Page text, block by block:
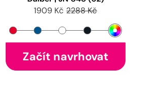
1909 Kč 2288 Kč
Začít navrhovat